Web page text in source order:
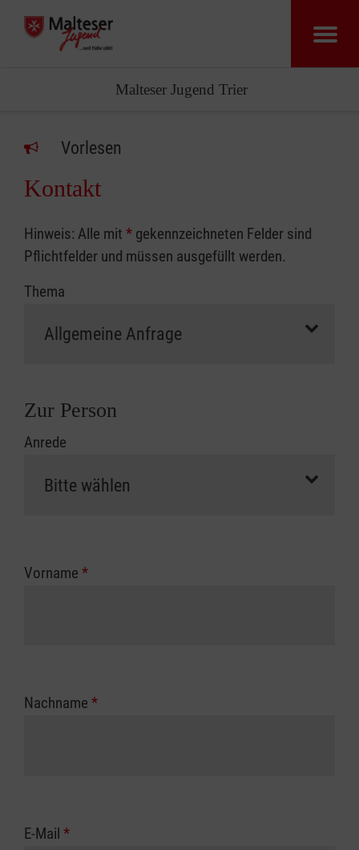
Malteser Jugend Trier
Vorlesen
Kontakt
Hinweis: Alle mit * gekennzeichneten Felder sind
Pflichtfelder und müssen ausgefüllt werden.
Thema
Zur Person
Anrede
Vorname *
Nachname *
E-Mail *